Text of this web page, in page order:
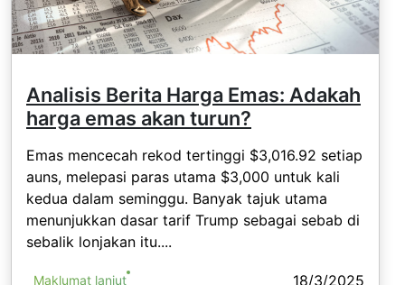
Analisis Berita Harga Emas: Adakah
harga emas akan turun?
Emas mencecah rekod tertinggi $3,016.92 setiap
auns, melepasi paras utama $3,000 untuk kali
kedua dalam seminggu. Banyak tajuk utama
menunjukkan dasar tarif Trump sebagai sebab di
sebalik lonjakan itu....
Maklumat lanjut 18/3/2025